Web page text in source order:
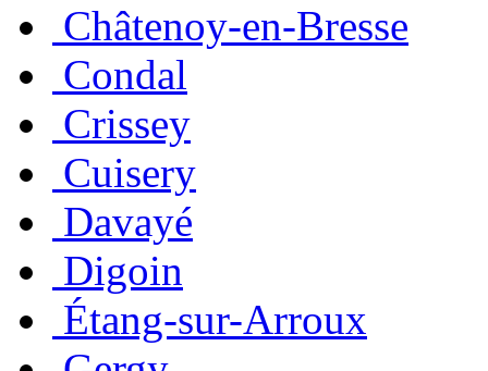
Châtenoy-en-Bresse
Condal
Crissey
Cuisery
Davayé
Digoin
Étang-sur-Arroux